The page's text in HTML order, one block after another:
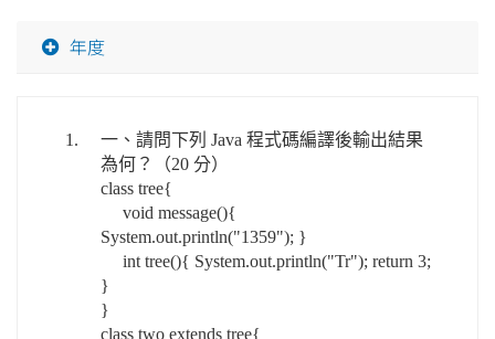
年度
1.
一、請問下列 Java 程式碼編譯後輸出結果
為何？（20 分）
class tree{
void message(){
System.out.println("1359"); }
int tree(){ System.out.println("Tr"); return 3;
}
}
class two extends tree{